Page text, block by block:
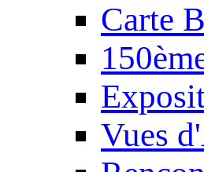
Carte
Vues